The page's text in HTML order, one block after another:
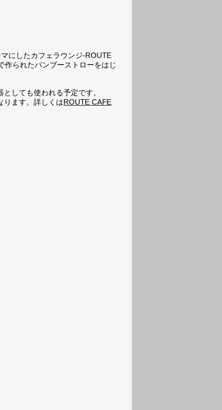
にしたカフェラウンジ-ROUTE
作られたバンブーストローをはじ
しても使われる予定です。
ります。詳しくはROUTE CAFE